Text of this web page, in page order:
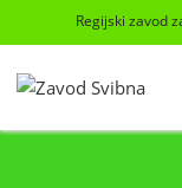
Regijski zavod